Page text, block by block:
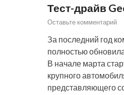
Тест-драйв
Оставьте комментарий
За последний год
полностью
В начале марта
крупного
представляющего